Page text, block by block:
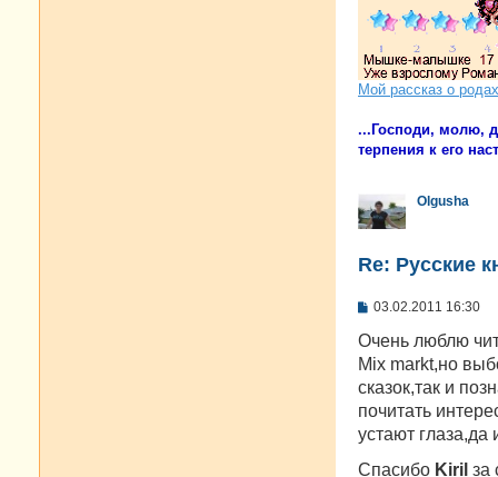
Мой рассказ о родах
...Господи, молю,
терпения к его
Olgusha
Re: Русские
С
о
щ
е
и
е
03.02.2011 16:30
Очень люблю
Mix markt,но
сказок,так и
почитать
устают глаза,да
Спасибо Kiril за